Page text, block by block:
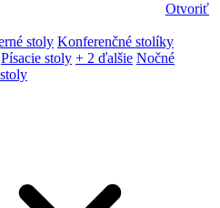
Otvoriť
stoly Konferenčné stolíky
Písacie stoly + 2 ďalšie Nočné